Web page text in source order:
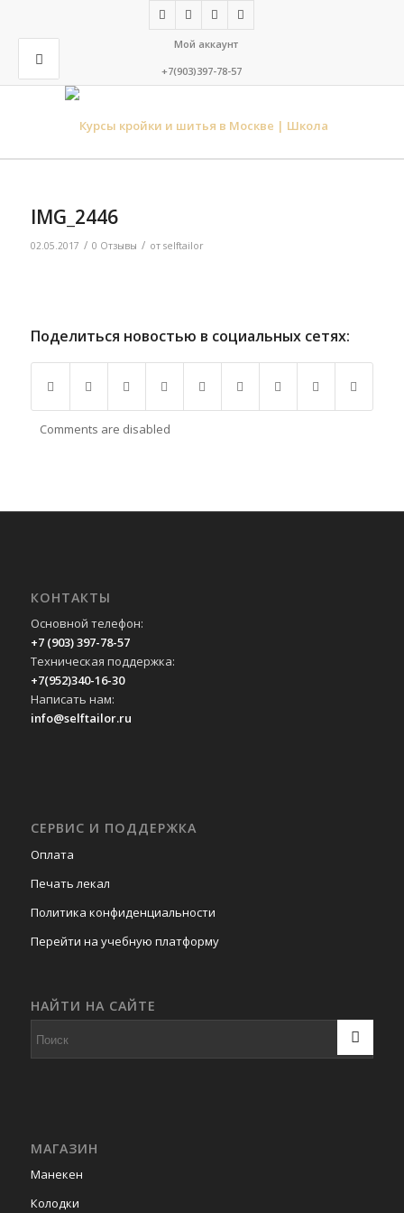
Мой аккаунт
+7(903)397-78-57
IMG_2446
02.05.2017 / 0 Отзывы / от selftailor
Поделиться новостью в социальных сетях:
Comments are disabled
КОНТАКТЫ
Основной телефон:
+7 (903) 397-78-57
Техническая поддержка:
+7(952)340-16-30
Написать нам:
info@selftailor.ru
СЕРВИС И ПОДДЕРЖКА
Оплата
Печать лекал
Политика конфиденциальности
Перейти на учебную платформу
НАЙТИ НА САЙТЕ
МАГАЗИН
Манекен
Колодки